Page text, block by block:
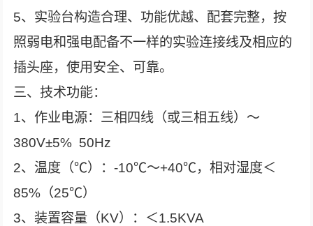
5、实验台构造合理、功能优越、配套完整，按
照弱电和强电配备不一样的实验连接线及相应的
插头座，使用安全、可靠。
三、技术功能：
1、作业电源：三相四线（或三相五线）～
380V±5% 50Hz
2、温度（℃）：-10℃～+40℃，相对湿度＜
85%（25℃）
3、装置容量（KV）：＜1.5KVA